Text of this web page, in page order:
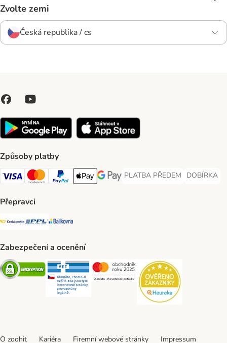
Zvolte zemi
Česká republika / cs
Způsoby platby
Visa Payment Method
Mastercard Payment Method
PayPal Payment Method
Apple pay Payment Method
GooglePay Payment Method
PLATBA PŘEDEM
PLATBA PŘEDEM Payment
DOBÍRKA
DOBÍRKA
Přepravci
Česká pošta Shipping Method
PPL Shipping Method
Balíkovna Shipping Method
Zabezpečení a ocenění
Security Security Security
O zoohit Kariéra Firemní webové stránky Impressum